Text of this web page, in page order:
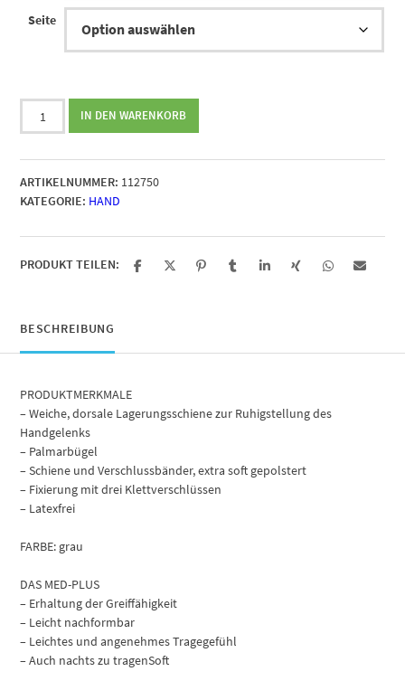
Seite
Bort
CTS
Schiene
Menge
IN DEN WARENKORB
ARTIKELNUMMER: 112750
KATEGORIE: HAND
PRODUKT TEILEN:
BESCHREIBUNG
PRODUKTMERKMALE
– Weiche, dorsale Lagerungsschiene zur Ruhigstellung des
Handgelenks
– Palmarbügel
– Schiene und Verschlussbänder, extra soft gepolstert
– Fixierung mit drei Klettverschlüssen
– Latexfrei
FARBE: grau
DAS MED-PLUS
– Erhaltung der Greiffähigkeit
– Leicht nachformbar
– Leichtes und angenehmes Tragegefühl
– Auch nachts zu tragenSoft